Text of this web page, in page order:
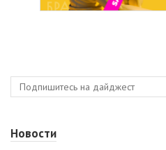
Новости